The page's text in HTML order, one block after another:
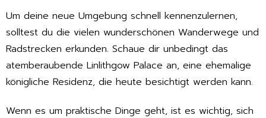
Um deine neue Umgebung schnell kennenzulernen,
solltest du die vielen wunderschönen Wanderwege und
Radstrecken erkunden. Schaue dir unbedingt das
atemberaubende Linlithgow Palace an, eine ehemalige
königliche Residenz, die heute besichtigt werden kann.
Wenn es um praktische Dinge geht, ist es wichtig, sich